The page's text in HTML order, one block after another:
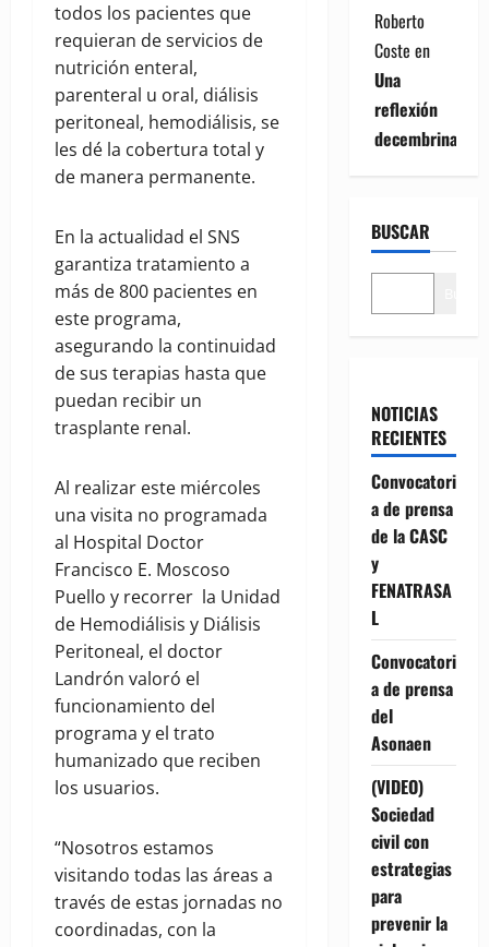
todos los pacientes que
requieran de servicios de
nutrición enteral,
parenteral u oral, diálisis
peritoneal, hemodiálisis, se
les dé la cobertura total y
de manera permanente.
En la actualidad el SNS
garantiza tratamiento a
más de 800 pacientes en
este programa,
asegurando la continuidad
de sus terapias hasta que
puedan recibir un
trasplante renal.
Al realizar este miércoles
una visita no programada
al Hospital Doctor
Francisco E. Moscoso
Puello y recorrer la Unidad
de Hemodiálisis y Diálisis
Peritoneal, el doctor
Landrón valoró el
funcionamiento del
programa y el trato
humanizado que reciben
los usuarios.
“Nosotros estamos
visitando todas las áreas a
través de estas jornadas no
coordinadas, con la
Roberto
Coste en
Una
reflexión
decembrina
BUSCAR
NOTICIAS
RECIENTES
Convocatori
a de prensa
de la CASC
y
FENATRASA
L
Convocatori
a de prensa
del
Asonaen
(VIDEO)
Sociedad
civil con
estrategias
para
prevenir la